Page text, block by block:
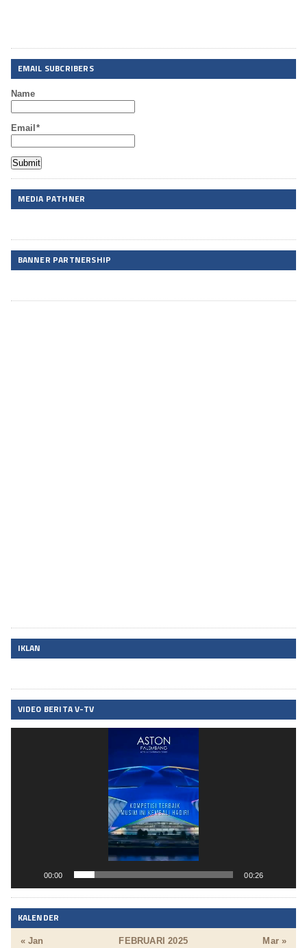
EMAIL SUBCRIBERS
Name
Email*
MEDIA PATHNER
BANNER PARTNERSHIP
IKLAN
VIDEO BERITA V-TV
00:00 00:26
KALENDER
FEBRUARI 2025
« Jan Mar »